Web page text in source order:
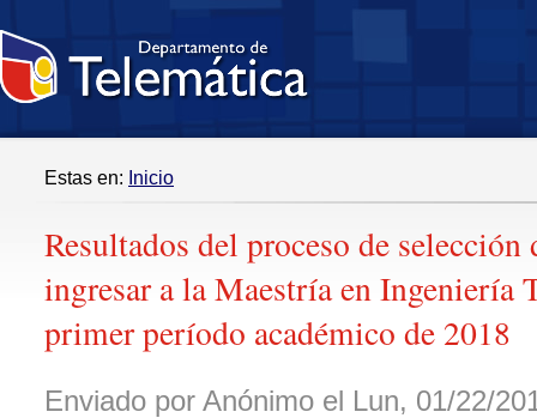
Estas en: Inicio
Resultados del proceso de selección
ingresar a la Maestría en Ingeniería
primer período académico de 2018
Enviado por Anónimo el Lun, 01/22/